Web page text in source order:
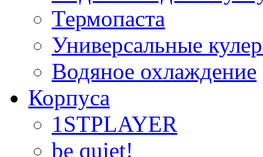
Термопаста
Универсальные
Водяное охлаждение
Корпуса
1STPLAYER
be quiet!